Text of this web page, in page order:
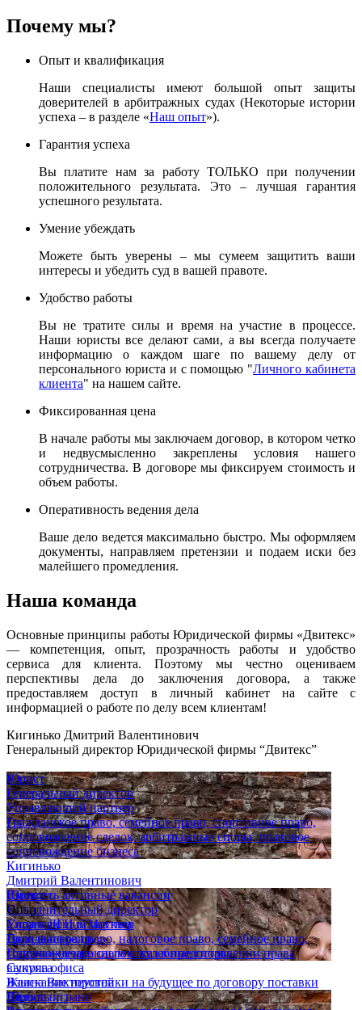
Почему мы?
Опыт и квалификация
Наши специалисты имеют большой опыт защиты
доверителей в арбитражных судах (Некоторые истории
успеха – в разделе «Наш опыт»).
Гарантия успеха
Вы платите нам за работу ТОЛЬКО при получении
положительного результата. Это – лучшая гарантия
успешного результата.
Умение убеждать
Можете быть уверены – мы сумеем защитить ваши
интересы и убедить суд в вашей правоте.
Удобство работы
Вы не тратите силы и время на участие в процессе.
Наши юристы все делают сами, а вы всегда получаете
информацию о каждом шаге по вашему делу от
персонального юриста и с помощью "Личного кабинета
клиента" на нашем сайте.
Фиксированная цена
В начале работы мы заключаем договор, в котором четко
и недвусмысленно закреплены условия нашего
сотрудничества. В договоре мы фиксируем стоимость и
объем работы.
Оперативность ведения дела
Ваше дело ведется максимально быстро. Мы оформляем
документы, направляем претензии и подаем иски без
малейшего промедления.
Наша команда
Основные принципы работы Юридической фирмы «Двитекс»
— компетенция, опыт, прозрачность работы и удобство
сервиса для клиента. Поэтому мы честно оцениваем
перспективы дела до заключения договора, а также
предоставляем доступ в личный кабинет на сайте с
информацией о работе по делу всем клиентам!
Кигинько Дмитрий Валентинович
Генеральный директор Юридической фирмы “Двитекс”
Юрист
Генеральный директор
Управляющий партнер
Гражданское право, семейное право, спортивное право,
сопровождение сделок, арбитражные споры, правовое
сопровождение бизнеса
Кигинько
Дмитрий Валентинович
Юрист
Исполнительный директор
Управляющий партнер
Гражданское право, налоговое право, семейное право,
сопровождение сделок, судебные споры
Супряга
Жанна Викторовна
Юрист
Смотреть активные вакансии
Опыт
Спор с ДГИ г. Москвы
Дело выиграно
Признан незаконным отказ в предоставлении права
выкупа офиса
Взыскание неустойки на будущее по договору поставки
Дело выиграно